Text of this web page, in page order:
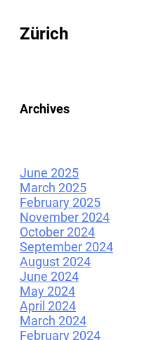
Zürich
Archives
June 2025
March 2025
February 2025
November 2024
October 2024
September 2024
August 2024
June 2024
May 2024
April 2024
March 2024
February 2024